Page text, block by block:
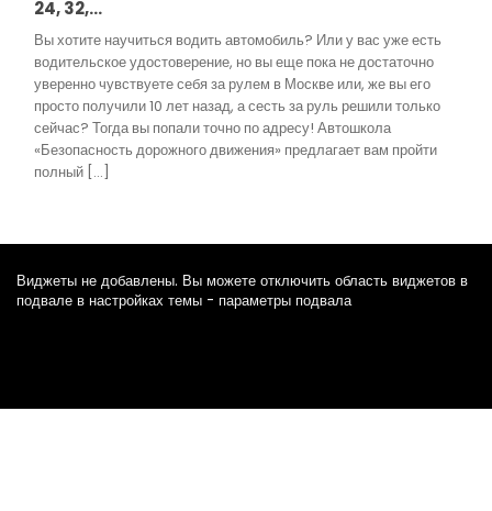
24, 32,…
Вы хотите научиться водить автомобиль? Или у вас уже есть
водительское удостоверение, но вы еще пока не достаточно
уверенно чувствуете себя за рулем в Москве или, же вы его
просто получили 10 лет назад, а сесть за руль решили только
сейчас? Тогда вы попали точно по адресу! Автошкола
«Безопасность дорожного движения» предлагает вам пройти
полный […]
Виджеты не добавлены. Вы можете отключить область виджетов в
подвале в настройках темы - параметры подвала